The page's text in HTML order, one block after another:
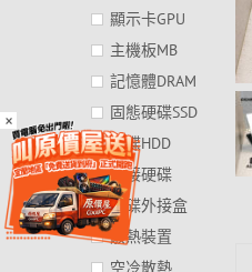
×
顯示卡GPU
主機板MB
記憶體DRAM
固態硬碟SSD
硬碟HDD
外接硬碟
硬碟外接盒
散熱裝置
空冷散熱